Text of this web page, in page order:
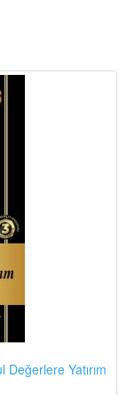
Değerlere Yatırım